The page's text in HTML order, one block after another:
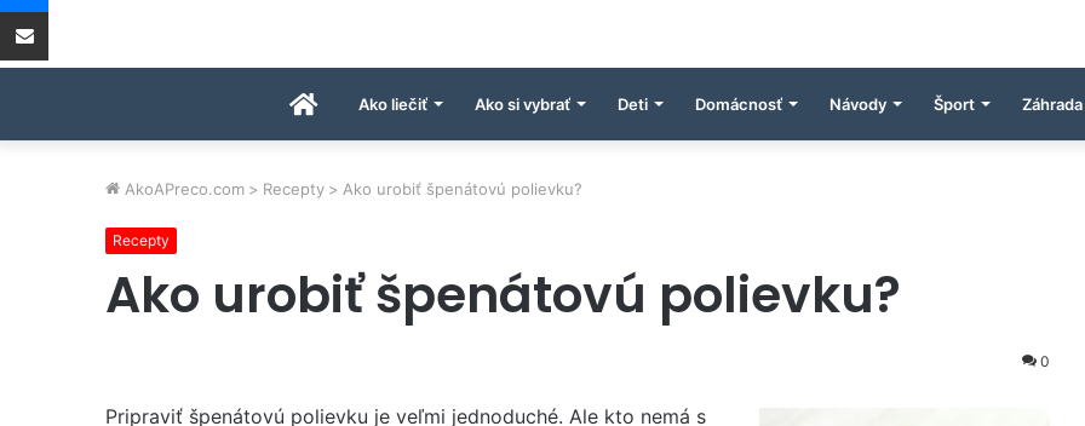
ÚvodnáAko liečiť Ako si vybrať Deti Domácnosť Návody Šport Záhrada
AkoAPreco.com > Recepty > Ako urobiť špenátovú polievku?
Recepty
Ako urobiť špenátovú polievku?
0
Pripraviť špenátovú polievku je veľmi jednoduché. Ale kto nemá s
Share via Email